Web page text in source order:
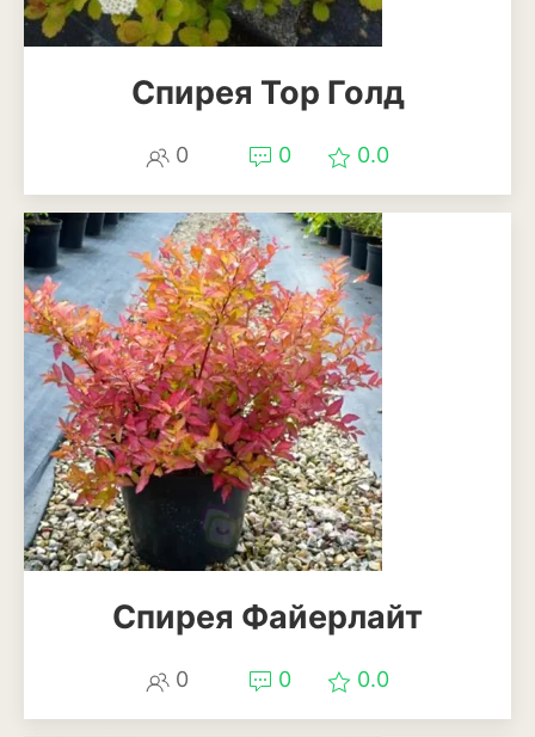
Спирея Тор Голд
0 0 0.0
Спирея Файерлайт
0 0 0.0